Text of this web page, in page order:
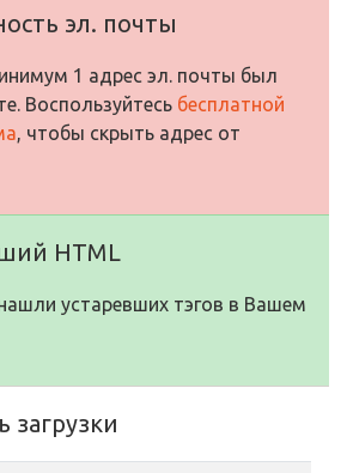
эл. почты
1 адрес эл. почты был
Воспользуйтесь бесплатной
, чтобы скрыть адрес от
HTML
устаревших тэгов в Вашем
загрузки